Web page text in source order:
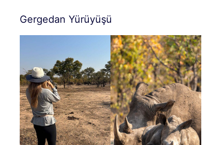
Gergedan Yürüyüşü